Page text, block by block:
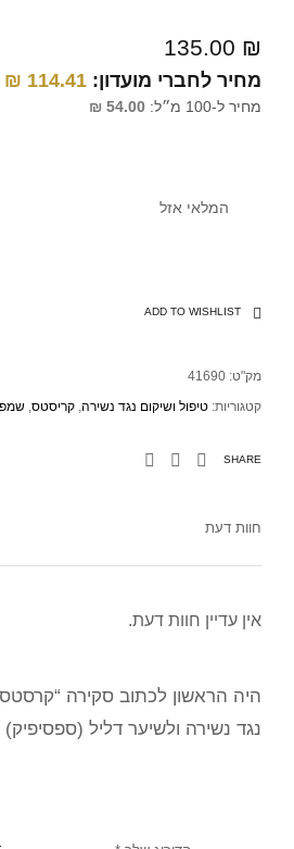
135.00 ₪
מחיר לחברי מועדון: 114.41
₪
מחיר ל-100 מ״ל: 54.00
₪
המלאי אזל
ADD TO WISHLIST
מק"ט: 41690
קטגוריות: טיפול ושיקום נגד נשירה, קריסטס,
SHARE
חוות דעת
אין עדיין חוות דעת.
היה הראשון לכתוב סקירה “קרסטס
נגד נשירה ולשיער דליל (ספסיפיק) 250 מ"ל”